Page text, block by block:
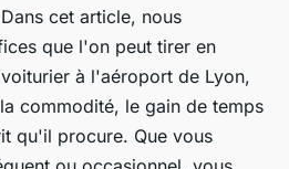
cet article, nous
que l'on peut tirer en
à l'aéroport de Lyon,
commodité, le gain de temps
qu'il procure. Que vous